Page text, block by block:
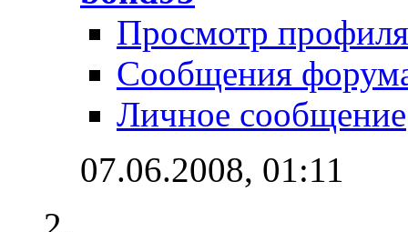
Просмотр профиля
Сообщения
Личное сообщение
07.06.2008, 01:11